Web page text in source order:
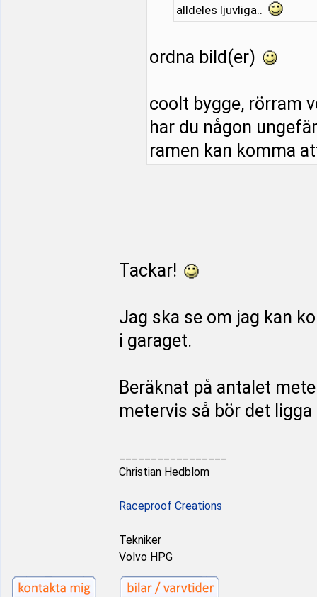
alldeles ljuvliga..
ordna bild(er)
coolt bygge, rörram
har du någon
ramen kan komma
Tackar!
Jag ska se om jag kan
i garaget.
Beräknat på antalet
metervis så bör det
Christian Hedblom
Raceproof Creations
Tekniker
Volvo HPG